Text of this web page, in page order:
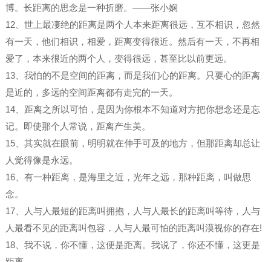
博。长距离的思念是一种折磨。——张小娴
12、世上最凄绝的距离是两个人本来距离很远，互不相识，忽然
有一天，他们相识，相爱，距离变得很近。然后有一天，不再相
爱了，本来很近的两个人，变得很远，甚至比以前更远。
13、我怕的不是空间的距离，而是我们心的距离。只要心的距离
是近的，多远的空间距离都有走完的一天。
14、距离之所以可怕，是因为你根本不知道对方把你想念还是忘
记。即使那个人常说，距离产生美。
15、其实就在眼前，明明就在伸手可及的地方，但那距离却总让
人觉得像是永远。
16、有一种距离，是海里之近，光年之远，那种距离，叫做思
念。
17、人与人最短的距离叫拥抱，人与人最长的距离叫等待，人与
人最看不见的距离叫包容，人与人最可怕的距离叫漠视你的存在!
18、我不说，你不懂，这便是距离。我说了，你还不懂，这更是